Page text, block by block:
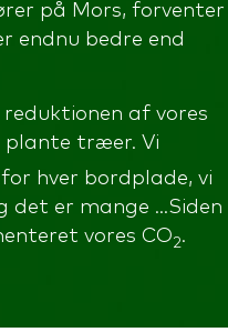
på Mors, forventer
endnu bedre end
af vores
træer. Vi
hver bordplade, vi
det er mange …Siden
vores CO2.